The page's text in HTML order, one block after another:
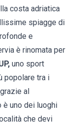
costa adriatica
spiagge di
e
è rinomata per
uno sport
popolare tra i
al
è uno dei luoghi
che devi